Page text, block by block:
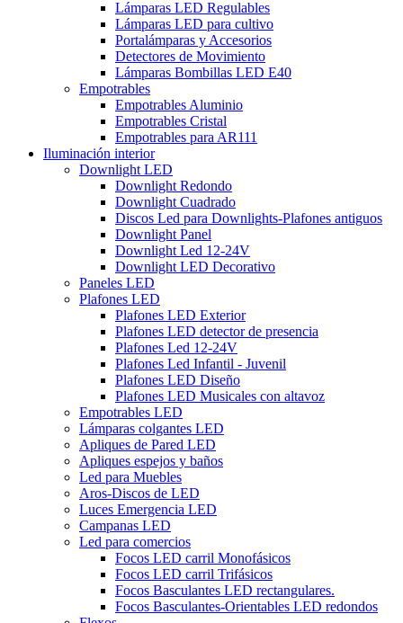
Lámparas LED Regulables
Lámparas LED para cultivo
Portalámparas y Accesorios
Detectores de Movimiento
Lámparas Bombillas LED E40
Empotrables
Empotrables Aluminio
Empotrables Cristal
Empotrables para AR111
Iluminación interior
Downlight LED
Downlight Redondo
Downlight Cuadrado
Discos Led para Downlights-Plafones antiguos
Downlight Panel
Downlight Led 12-24V
Downlight LED Decorativo
Paneles LED
Plafones LED
Plafones LED Exterior
Plafones LED detector de presencia
Plafones Led 12-24V
Plafones Led Infantil - Juvenil
Plafones LED Diseño
Plafones LED Musicales con altavoz
Empotrables LED
Lámparas colgantes LED
Apliques de Pared LED
Apliques espejos y baños
Led para Muebles
Aros-Discos de LED
Luces Emergencia LED
Campanas LED
Led para comercios
Focos LED carril Monofásicos
Focos LED carril Trifásicos
Focos Basculantes LED rectangulares.
Focos Basculantes-Orientables LED redondos